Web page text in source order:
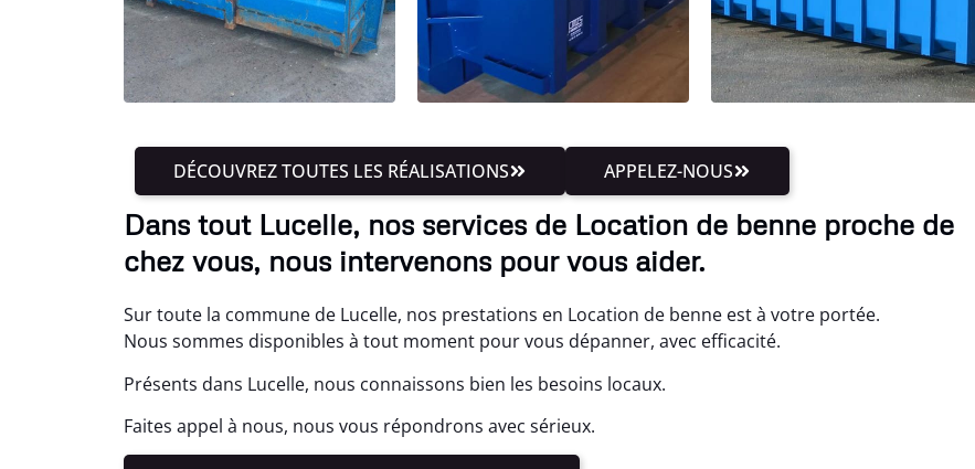
DÉCOUVREZ TOUTES LES RÉALISATIONS APPELEZ-NOUS
Dans tout Lucelle, nos services de Location de benne proche de
chez vous, nous intervenons pour vous aider.
Sur toute la commune de Lucelle, nos prestations en Location de benne est à votre portée.
Nous sommes disponibles à tout moment pour vous dépanner, avec efficacité.
Présents dans Lucelle, nous connaissons bien les besoins locaux.
Faites appel à nous, nous vous répondrons avec sérieux.